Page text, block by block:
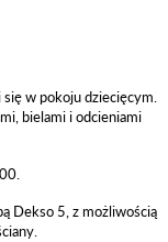
w pokoju dziecięcym.
bielami i odcieniami
Dekso 5, z możliwością